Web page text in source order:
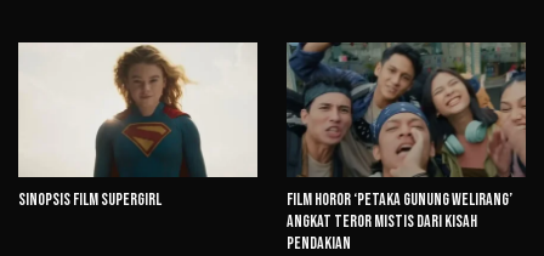
Sinopsis Film Supergirl
Film Horor ‘Petaka Gunung Welirang’
Angkat Teror Mistis dari Kisah
Pendakian